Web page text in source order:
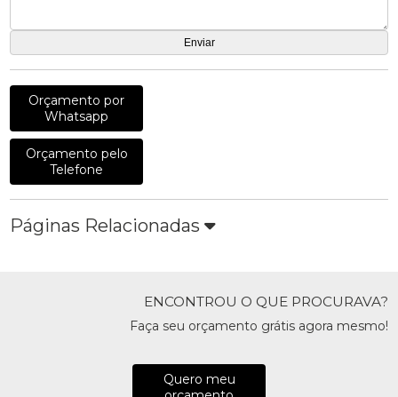
Orçamento por
Whatsapp
Orçamento pelo
Telefone
Páginas Relacionadas
ENCONTROU O QUE PROCURAVA?
Faça seu orçamento grátis agora mesmo!
Quero meu